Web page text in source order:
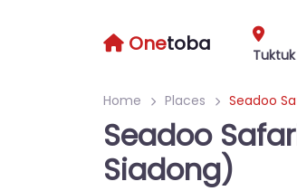
Onetoba Tuktuk
Home Places Seadoo
Seadoo
Siadong)